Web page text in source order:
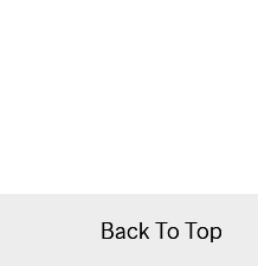
Back To Top
Back To Top